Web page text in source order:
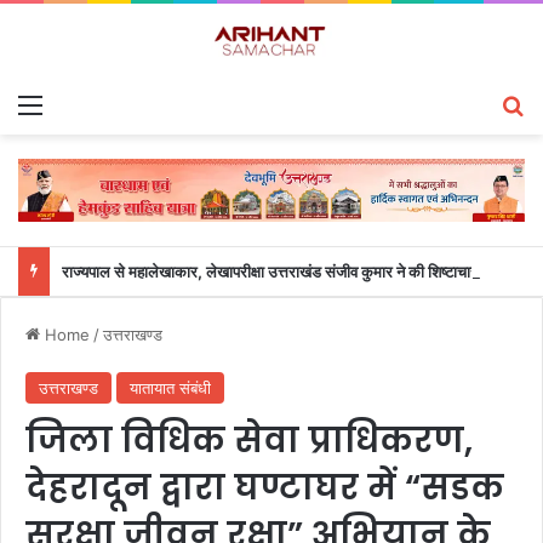
राज्यपाल से महालेखाकार, लेखापरीक्षा उत्तराखंड संजीव कुमार ने की शिष्टाचार भेंट
Home /उत्तराखण्ड
उत्तराखण्ड यातायात संबंधी
जिला विधिक सेवा प्राधिकरण,
देहरादून द्वारा घण्टाघर में “सडक